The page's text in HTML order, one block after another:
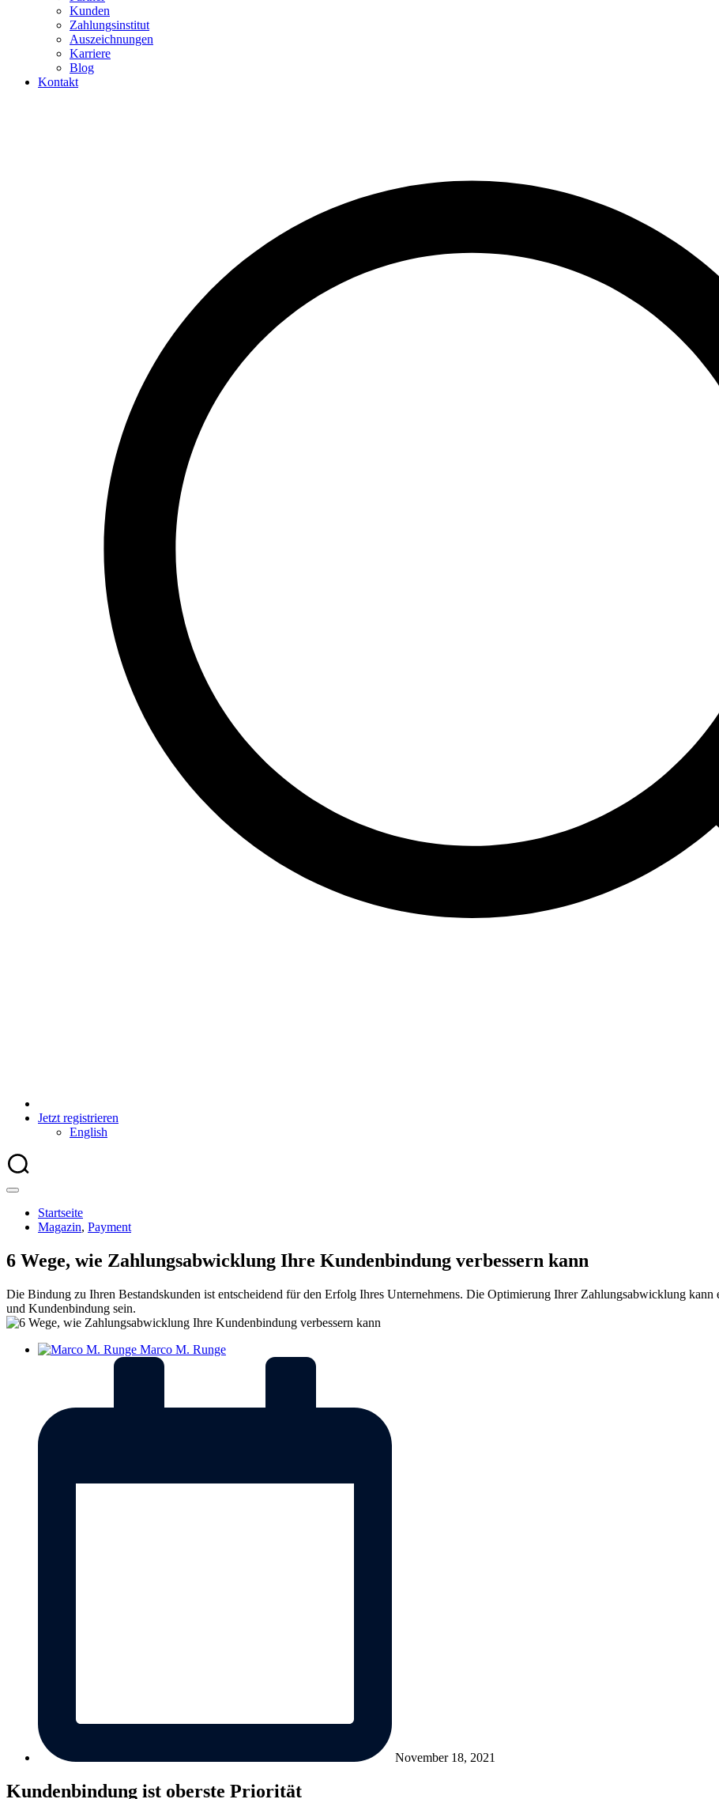
Kunden
Zahlungsinstitut
Auszeichnungen
Karriere
Blog
Kontakt
Jetzt registrieren
English
Startseite
Magazin, Payment
6 Wege, wie Zahlungsabwicklung Ihre Kundenbindung verbessern kann
Die Bindung zu Ihren Bestandskunden ist entscheidend für den Erfolg Ihres Unternehmens. Die Optimierung Ihrer Zahlungsabwicklung kann
und Kundenbindung sein.
Marco M. Runge
November 18, 2021
Kundenbindung ist oberste Priorität